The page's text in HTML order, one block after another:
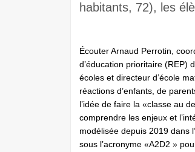
habitants, 72), les
Écouter Arnaud Perrotin,
d’éducation prioritaire (REP)
écoles et directeur d’école
réactions d’enfants, de
l’idée de faire la «classe au
comprendre les enjeux et
modélisée depuis 2019 dans
sous l’acronyme «A2D2 »